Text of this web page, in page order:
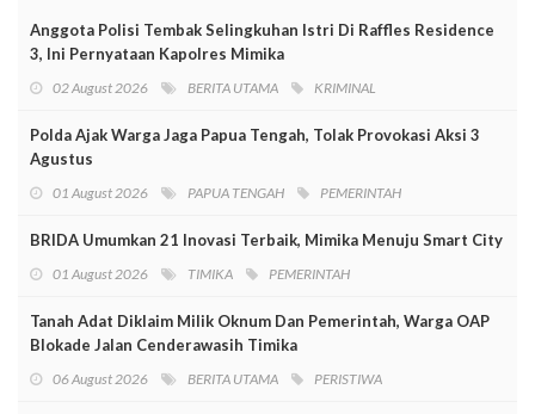
Anggota Polisi Tembak Selingkuhan Istri Di Raffles Residence
3, Ini Pernyataan Kapolres Mimika
02 August 2026 BERITA UTAMA KRIMINAL
Polda Ajak Warga Jaga Papua Tengah, Tolak Provokasi Aksi 3
Agustus
01 August 2026 PAPUA TENGAH PEMERINTAH
BRIDA Umumkan 21 Inovasi Terbaik, Mimika Menuju Smart City
01 August 2026 TIMIKA PEMERINTAH
Tanah Adat Diklaim Milik Oknum Dan Pemerintah, Warga OAP
Blokade Jalan Cenderawasih Timika
06 August 2026 BERITA UTAMA PERISTIWA